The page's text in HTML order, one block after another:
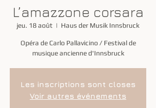
L’amazzone corsara
jeu. 18 août
  |
Haus der Musik Innsbruck
Opéra de Carlo Pallavicino / Festival de
musique ancienne d'Innsbruck
Les inscriptions sont closes
Voir autres événements